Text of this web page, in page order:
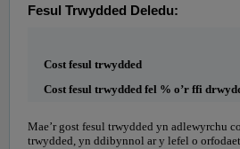
Fesul Trwydded Deledu:
Cost fesul trwydded
Cost fesul trwydded fel % o’r ffi
Mae’r gost fesul trwydded yn adlewyrchu
trwydded, yn ddibynnol ar y lefel o